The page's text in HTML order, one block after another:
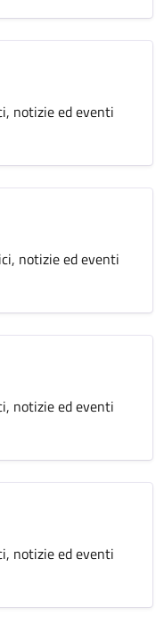
notizie ed eventi
notizie ed eventi
notizie ed eventi
notizie ed eventi